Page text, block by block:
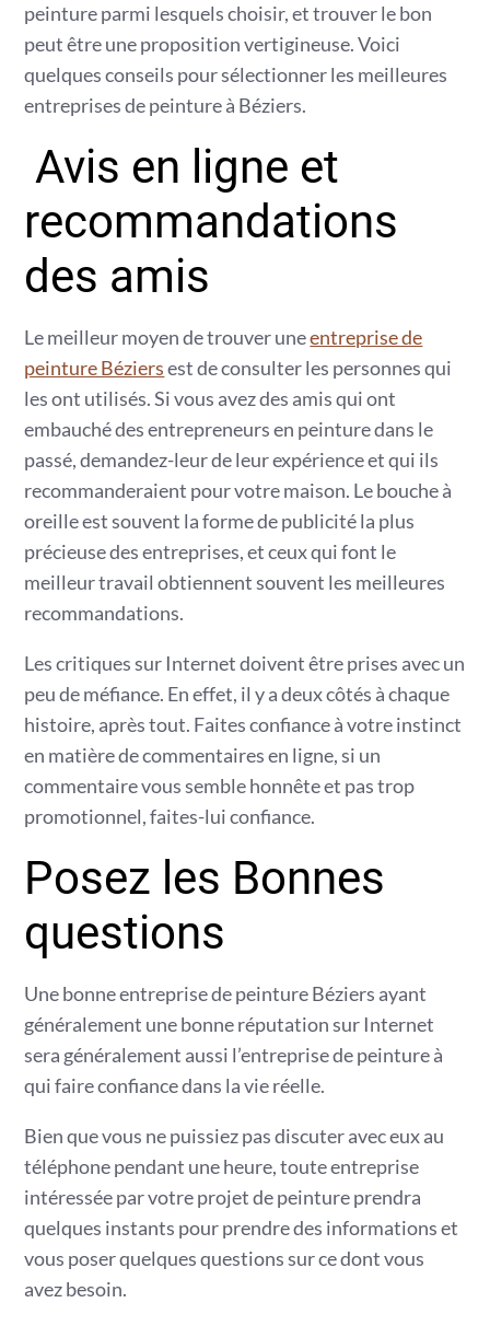
peinture parmi lesquels choisir, et trouver le bon
peut être une proposition vertigineuse. Voici
quelques conseils pour sélectionner les meilleures
entreprises de peinture à Béziers.
Avis en ligne et
recommandations
des amis
Le meilleur moyen de trouver uneentreprise de
peinture Béziersest de consulter les personnes qui
les ont utilisés. Si vous avez des amis qui ont
embauché des entrepreneurs en peinture dans le
passé, demandez-leur de leur expérience et qui ils
recommanderaient pour votre maison. Le bouche à
oreille est souvent la forme de publicité la plus
précieuse des entreprises, et ceux qui font le
meilleur travail obtiennent souvent les meilleures
recommandations.
Les critiques sur Internet doivent être prises avec un
peu de méfiance. En effet, il y a deux côtés à chaque
histoire, après tout. Faites confiance à votre instinct
en matière de commentaires en ligne, si un
commentaire vous semble honnête et pas trop
promotionnel, faites-lui confiance.
Posez les Bonnes
questions
Une bonne entreprise de peinture Béziers ayant
généralement une bonne réputation sur Internet
sera généralement aussi l’entreprise de peinture à
qui faire confiance dans la vie réelle.
Bien que vous ne puissiez pas discuter avec eux au
téléphone pendant une heure, toute entreprise
intéressée par votre projet de peinture prendra
quelques instants pour prendre des informations et
vous poser quelques questions sur ce dont vous
avez besoin.